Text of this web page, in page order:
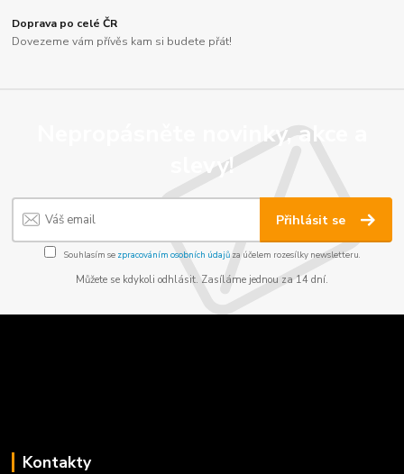
Doprava po celé ČR
Dovezeme vám přívěs kam si budete přát!
Nepropásněte novinky, akce a
slevy!
Přihlásit se
Souhlasím se zpracováním osobních údajůza účelem rozesílky newsletteru.
Můžete se kdykoli odhlásit. Zasíláme jednou za 14 dní.
Kontakty